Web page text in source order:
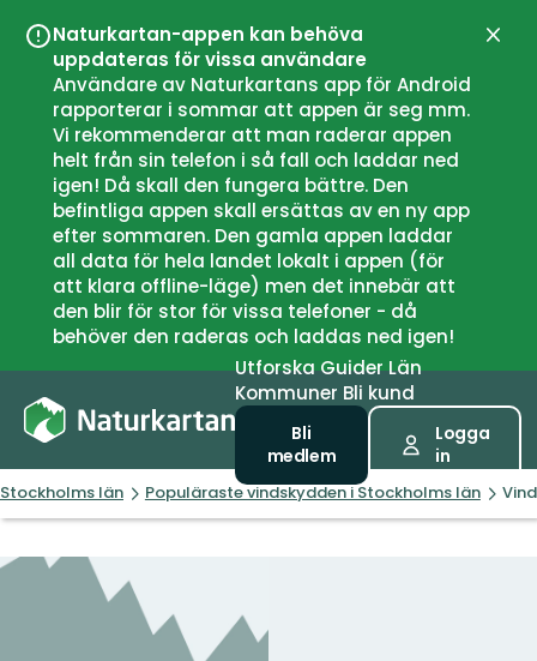
Naturkartan-appen kan behöva
uppdateras för vissa användare
Användare av Naturkartans app för Android
rapporterar i sommar att appen är seg mm.
Vi rekommenderar att man raderar appen
helt från sin telefon i så fall och laddar ned
igen! Då skall den fungera bättre. Den
befintliga appen skall ersättas av en ny app
efter sommaren. Den gamla appen laddar
all data för hela landet lokalt i appen (för
att klara offline-läge) men det innebär att
den blir för stor för vissa telefoner - då
behöver den raderas och laddas ned igen!
UtforskaGuiderLän
Kommuner Bli kund
Bli
medlem
Logga
in
Stockholms län Populäraste vindskydden i Stockholms län